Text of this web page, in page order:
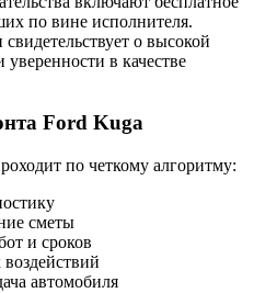
по вине исполнителя.
о высокой
в качестве
Ford Kuga
по четкому алгоритму:
сметы
и сроков
автомобиля